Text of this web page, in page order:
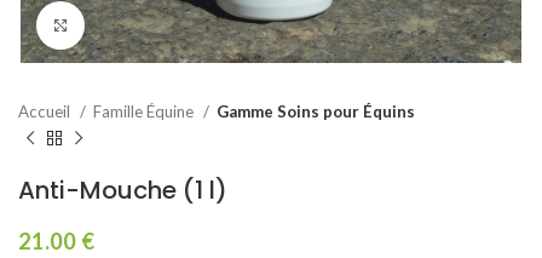
Agrandir
Accueil Famille Équine Gamme Soins pour Équins
Anti-Mouche (1 l)
21.00 €